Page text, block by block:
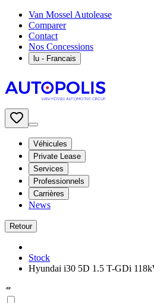
Van Mossel Autolease
Comparer
Contact
Nos Concessions
lu - Francais
Véhicules
Private Lease
Services
Professionnels
Carrières
News
Retour
Stock
Hyundai i30 5D 1.5 T-GDi